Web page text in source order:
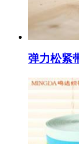
弹力松紧